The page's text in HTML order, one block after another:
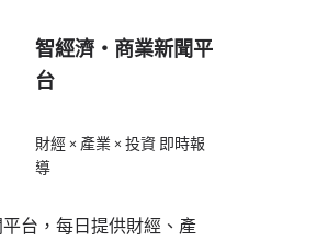
智經濟・商業新聞平
台
財經 × 產業 × 投資 即時報
導
台，每日提供財經、產